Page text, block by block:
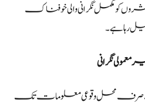
کو مکمل نگرانی والی خوفناک
ہے۔
نگرانی
محل وقوعی معلومات تک